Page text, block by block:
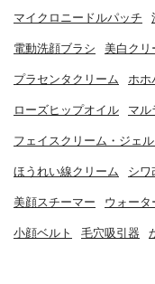
マイクロニードルパッチ
電動洗顔ブラシ 美白クリ
プラセンタクリーム ホホ
ローズヒップオイル マル
フェイスクリーム・ジェ
ほうれい線クリーム シワ
美顔スチーマー ウォータ
小顔ベルト 毛穴吸引器